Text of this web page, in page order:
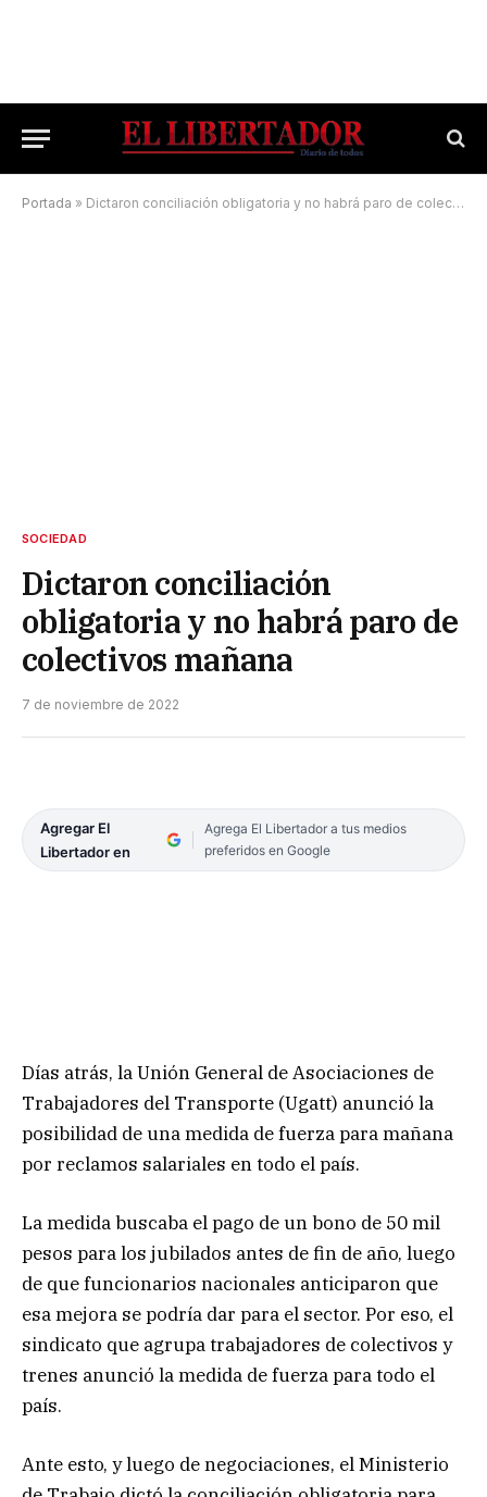
Portada » Dictaron conciliación obligatoria y no habrá paro de colectivos mañana
SOCIEDAD
Dictaron conciliación
obligatoria y no habrá paro de
colectivos mañana
7 de noviembre de 2022
Agregar El
Libertador en
Agrega El Libertador a tus medios
preferidos en Google
Días atrás, la Unión General de Asociaciones de
Trabajadores del Transporte (Ugatt) anunció la
posibilidad de una medida de fuerza para mañana
por reclamos salariales en todo el país.
La medida buscaba el pago de un bono de 50 mil
pesos para los jubilados antes de fin de año, luego
de que funcionarios nacionales anticiparon que
esa mejora se podría dar para el sector. Por eso, el
sindicato que agrupa trabajadores de colectivos y
trenes anunció la medida de fuerza para todo el
país.
Ante esto, y luego de negociaciones, el Ministerio